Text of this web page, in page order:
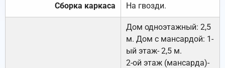
Сборка каркаса На гвозди.
Дом одноэтажный: 2,5
м. Дом с мансардой: 1-
ый этаж- 2,5 м.
2-ой этаж (мансарда)-